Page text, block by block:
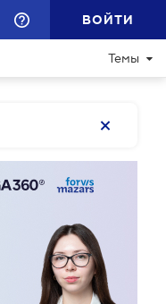
ВОЙТИ
Темы